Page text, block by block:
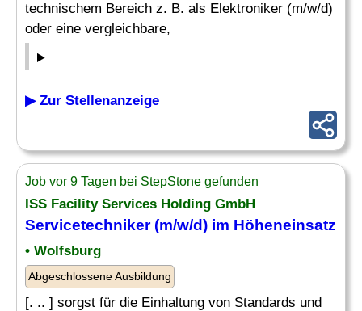
technischem Bereich z. B. als Elektroniker (m/w/d)
oder eine vergleichbare,
▶ Zur Stellenanzeige
Job vor 9 Tagen bei StepStone gefunden
ISS Facility Services Holding GmbH
Servicetechniker (m/w/d) im Höheneinsatz
• Wolfsburg
Abgeschlossene Ausbildung
[. .. ] sorgst für die Einhaltung von Standards und